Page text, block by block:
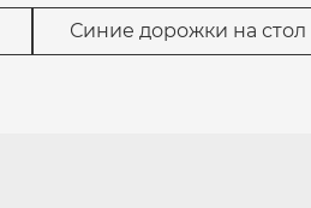
Синие дорожки на стол